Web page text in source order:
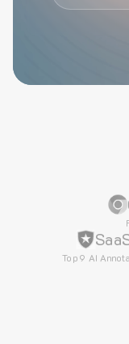
Top 9 AI